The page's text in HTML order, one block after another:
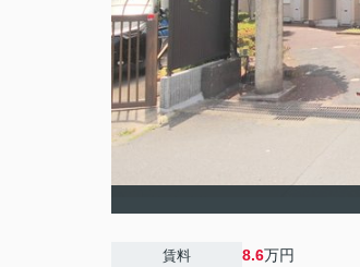
賃料 8.6万円